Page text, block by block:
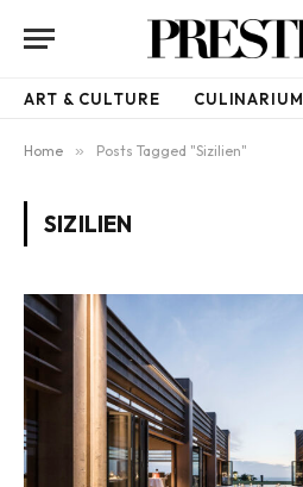
ART & CULTURE CULINARIUM
Home » Posts Tagged "Sizilien"
SIZILIEN